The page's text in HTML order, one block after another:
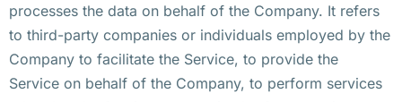
processes the data on behalf of the Company. It refers
to third-party companies or individuals employed by the
Company to facilitate the Service, to provide the
Service on behalf of the Company, to perform services